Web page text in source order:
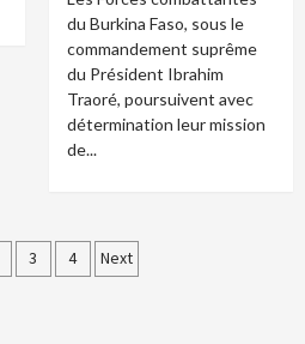
du Burkina Faso, sous le
commandement suprême
du Président Ibrahim
Traoré, poursuivent avec
détermination leur mission
de...
3 4 Next